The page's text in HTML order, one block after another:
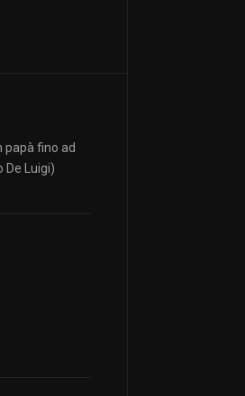
papà fino ad
De Luigi)